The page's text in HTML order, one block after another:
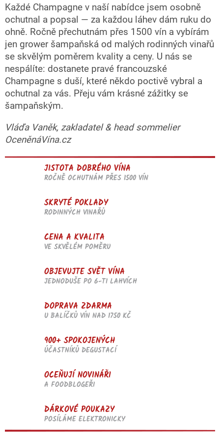
Každé Champagne v naší nabídce jsem osobně
ochutnal a popsal — za každou láhev dám ruku do
ohně. Ročně přechutnám přes 1500 vín a vybírám
jen grower šampaňská od malých rodinných vinařů
se skvělým poměrem kvality a ceny. U nás se
nespálíte: dostanete pravé francouzské
Champagne s duší, které někdo poctivě vybral a
ochutnal za vás. Přeju vám krásné zážitky se
šampaňským.
Vláďa Vaněk, zakladatel & head sommelier
OceněnáVína.cz
JISTOTA DOBRÉHO VÍNA
ROČNĚ OCHUTNÁM PŘES 1500 VÍN
SKRYTÉ POKLADY
RODINNÝCH VINAŘŮ
CENA A KVALITA
VE SKVĚLÉM POMĚRU
OBJEVUJTE SVĚT VÍNA
JEDNODUŠE PO 6-TI LAHVÍCH
DOPRAVA ZDARMA
U BALÍČKŮ VÍN NAD 1750 KČ
900+ SPOKOJENÝCH
ÚČASTNÍKŮ DEGUSTACÍ
OCEŇUJÍ NOVINÁŘI
A FOODBLOGEŘI
DÁRKOVÉ POUKAZY
POSÍLÁME ELEKTRONICKY